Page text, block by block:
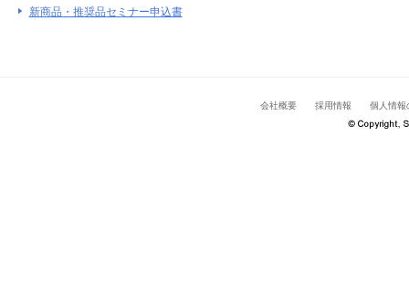
新商品・推奨品セミナー申込書
会社概要 採用情報 個人情報